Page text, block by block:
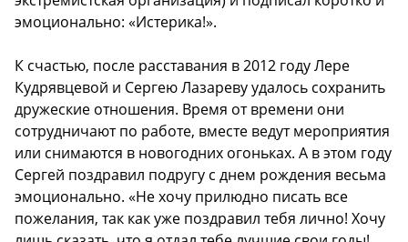
эмоционально: «Истерика!».
К счастью, после расставания в 2012 году Лере
Кудрявцевой и Сергею Лазареву удалось сохранить
дружеские отношения. Время от времени они
сотрудничают по работе, вместе ведут мероприятия
или снимаются в новогодних огоньках. А в этом году
Сергей поздравил подругу с днем рождения весьма
эмоционально. «Не хочу прилюдно писать все
пожелания, так как уже поздравил тебя лично! Хочу